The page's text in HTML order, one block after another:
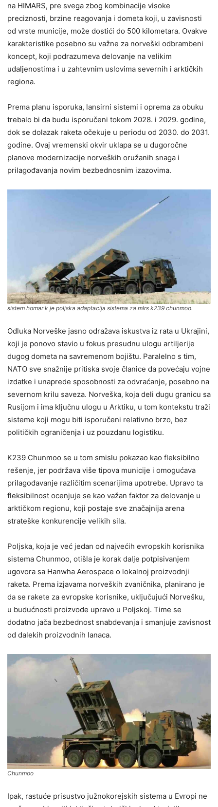
na HIMARS, pre svega zbog kombinacije visoke
preciznosti, brzine reagovanja i dometa koji, u zavisnosti
od vrste municije, može dostići do 500 kilometara. Ovakve
karakteristike posebno su važne za norveški odbrambeni
koncept, koji podrazumeva delovanje na velikim
udaljenostima i u zahtevnim uslovima severnih i arktičkih
regiona.
Prema planu isporuka, lansirni sistemi i oprema za obuku
trebalo bi da budu isporučeni tokom 2028. i 2029. godine,
dok se dolazak raketa očekuje u periodu od 2030. do 2031.
godine. Ovaj vremenski okvir uklapa se u dugoročne
planove modernizacije norveških oružanih snaga i
prilagođavanja novim bezbednosnim izazovima.
sistem homar k je poljska adaptacija sistema za mlrs k239 chunmoo.
Odluka Norveške jasno odražava iskustva iz rata u Ukrajini,
koji je ponovo stavio u fokus presudnu ulogu artiljerije
dugog dometa na savremenom bojištu. Paralelno s tim,
NATO sve snažnije pritiska svoje članice da povećaju vojne
izdatke i unaprede sposobnosti za odvraćanje, posebno na
severnom krilu saveza. Norveška, koja deli dugu granicu sa
Rusijom i ima ključnu ulogu u Arktiku, u tom kontekstu traži
sisteme koji mogu biti isporučeni relativno brzo, bez
političkih ograničenja i uz pouzdanu logistiku.
K239 Chunmoo se u tom smislu pokazao kao fleksibilno
rešenje, jer podržava više tipova municije i omogućava
prilagođavanje različitim scenarijima upotrebe. Upravo ta
fleksibilnost ocenjuje se kao važan faktor za delovanje u
arktičkom regionu, koji postaje sve značajnija arena
strateške konkurencije velikih sila.
Poljska, koja je već jedan od najvećih evropskih korisnika
sistema Chunmoo, otišla je korak dalje potpisivanjem
ugovora sa Hanwha Aerospace o lokalnoj proizvodnji
raketa. Prema izjavama norveških zvaničnika, planirano je
da se rakete za evropske korisnike, uključujući Norvešku,
u budućnosti proizvode upravo u Poljskoj. Time se
dodatno jača bezbednost snabdevanja i smanjuje zavisnost
od dalekih proizvodnih lanaca.
Chunmoo
Ipak, rastuće prisustvo južnokorejskih sistema u Evropi ne